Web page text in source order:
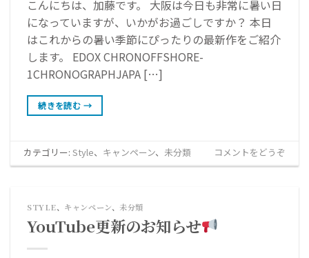
こんにちは、加藤です。 大阪は今日も非常に暑い日
になっていますが、いかがお過ごしですか？ 本日
はこれからの暑い季節にぴったりの最新作をご紹介
します。 EDOX CHRONOFFSHORE-
1CHRONOGRAPHJAPA […]
続きを読む →
カテゴリー:Style、 キャンペーン、 未分類 コメントをどうぞ
STYLE、 キャンペーン、 未分類
YouTube更新のお知らせ